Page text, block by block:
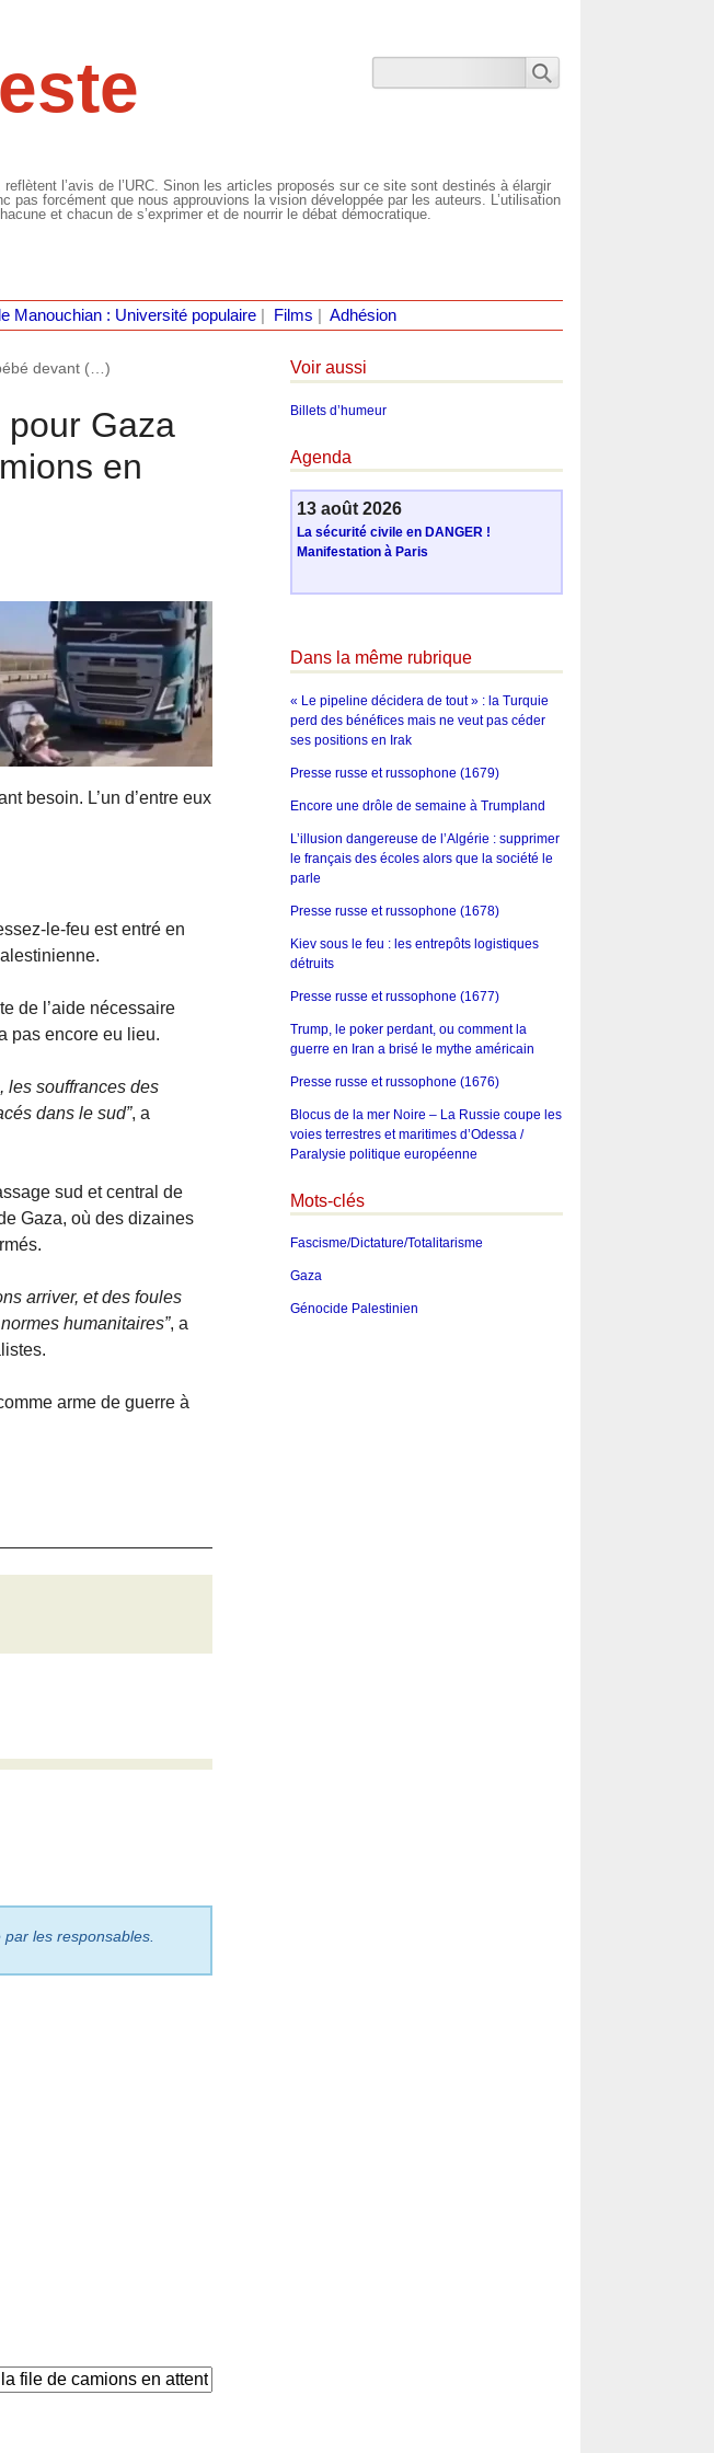
l’avis de l’URC. Sinon les articles proposés sur ce site sont destinés à élargir
pas forcément que nous approuvions la vision développée par les auteurs. L’utilisation
et chacun de s’exprimer et de nourrir le débat démocratique.
Manouchian : Université populaire| Films Adhésion
devant (…)
pour Gaza
en
besoin. L’un d’entre eux
le-feu est entré en
de l’aide nécessaire
pas encore eu lieu.
les souffrances des
dans le sud”, a
sud et central de
Gaza, où des dizaines
arriver, et des foules
humanitaires”, a
arme de guerre à
les responsables.
Voir aussi
Billets d’humeur
Agenda
13 août 2026
La sécurité civile en DANGER !
Manifestation à Paris
Dans la même rubrique
« Le pipeline décidera de tout » : la Turquie
perd des bénéfices mais ne veut pas céder
ses positions en Irak
Presse russe et russophone (1679)
Encore une drôle de semaine à Trumpland
L’illusion dangereuse de l’Algérie : supprimer
le français des écoles alors que la société le
parle
Presse russe et russophone (1678)
Kiev sous le feu : les entrepôts logistiques
détruits
Presse russe et russophone (1677)
Trump, le poker perdant, ou comment la
guerre en Iran a brisé le mythe américain
Presse russe et russophone (1676)
Blocus de la mer Noire – La Russie coupe les
voies terrestres et maritimes d’Odessa /
Paralysie politique européenne
Mots-clés
Fascisme/Dictature/Totalitarisme
Gaza
Génocide Palestinien